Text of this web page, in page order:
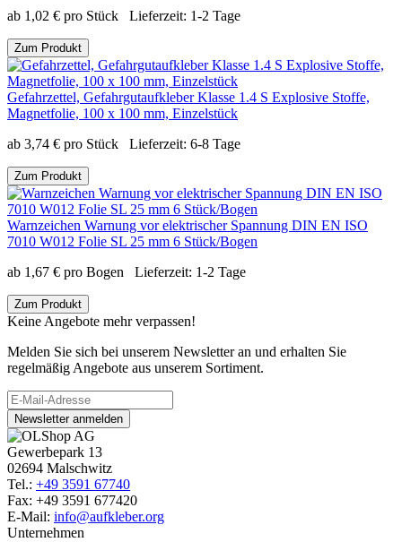
ab 1,02 € pro Stück Lieferzeit: 1-2 Tage
Zum Produkt
Gefahrzettel, Gefahrgutaufkleber Klasse 1.4 S Explosive Stoffe,
Magnetfolie, 100 x 100 mm, Einzelstück
ab 3,74 € pro Stück Lieferzeit: 6-8 Tage
Zum Produkt
Warnzeichen Warnung vor elektrischer Spannung DIN EN ISO
7010 W012 Folie SL 25 mm 6 Stück/Bogen
ab 1,67 € pro Bogen Lieferzeit: 1-2 Tage
Zum Produkt
Keine Angebote mehr verpassen!
Melden Sie sich bei unserem Newsletter an und erhalten Sie
regelmäßig Angebote aus unserem Sortiment.
Newsletter anmelden
Gewerbepark 13
02694 Malschwitz
Tel.: +49 3591 67740
Fax: +49 3591 677420
E-Mail: info@aufkleber.org
Unternehmen